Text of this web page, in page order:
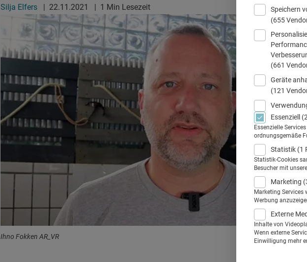
Silja Elfers | 22.11.2021 | 1 Min Lesezeit
Ihno Fokken AR_VR
Speichern
(655
(661
Geräte
(121
Essenziell
Essenzielle
ordnungsgemäße
Statistik (1
Statistik-Cookies
Besucher mit
Marketing
Marketing
Werbung
Externe
Inhalte von
Wenn externe
Einwilligung mehr